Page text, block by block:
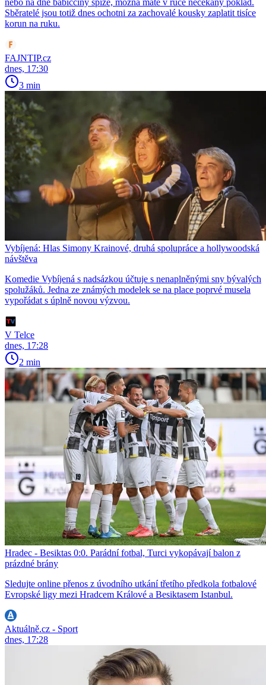
nebo na dně babiččiny spíže, možná máte v ruce nečekaný poklad.
Sběratelé jsou totiž dnes ochotni za zachovalé kousky zaplatit tisíce
korun na ruku.
FAJNTIP.cz
dnes, 17:30
3 min
Vybíjená: Hlas Simony Krainové, druhá spolupráce a hollywoodská
návštěva
Komedie Vybíjená s nadsázkou účtuje s nenaplněnými sny bývalých
spolužáků. Jedna ze známých modelek se na place poprvé musela
vypořádat s úplně novou výzvou.
V Telce
dnes, 17:28
2 min
Hradec - Besiktas 0:0. Parádní fotbal, Turci vykopávají balon z
prázdné brány
Sledujte online přenos z úvodního utkání třetího předkola fotbalové
Evropské ligy mezi Hradcem Králové a Besiktasem Istanbul.
Aktuálně.cz - Sport
dnes, 17:28